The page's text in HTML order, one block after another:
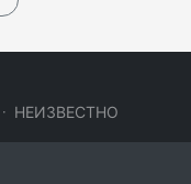
· НЕИЗВЕСТНО